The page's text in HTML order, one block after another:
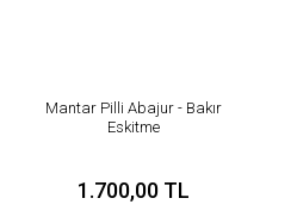
Mantar Pilli Abajur - Bakır
Eskitme
1.700,00 TL